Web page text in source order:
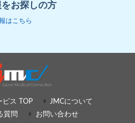
お探しの方
はこちら
ビス TOP
JMCについて
質問
お問い合わせ